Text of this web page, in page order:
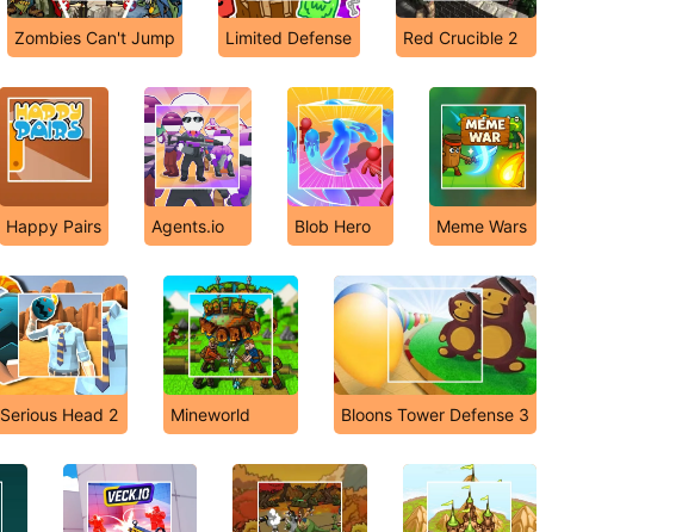
Zombies Can't Jump Limited Defense Red Crucible 2
Happy Pairs Agents.io Blob Hero Meme Wars
Serious Head 2 Mineworld Bloons Tower Defense 3